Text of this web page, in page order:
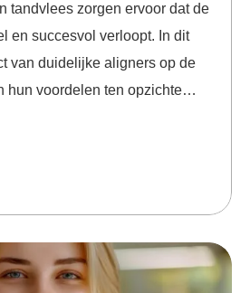
tandvlees zorgen ervoor dat de
en succesvol verloopt. In dit
van duidelijke aligners op de
hun voordelen ten opzichte…